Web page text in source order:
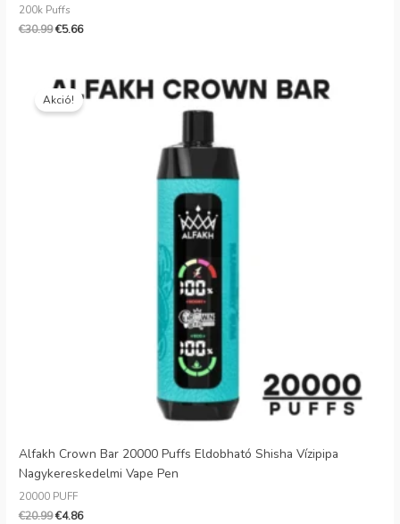
200k Puffs
€30.99€5.66
Akció!
Alfakh Crown Bar 20000 Puffs Eldobható Shisha Vízipipa
Nagykereskedelmi Vape Pen
20000 PUFF
€20.99
Eredeti
ár:
€20.99.
€4.86
Jelenlegi
ár: